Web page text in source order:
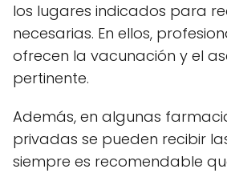
los lugares indicados para
necesarias. En ellos,
ofrecen la vacunación y el
pertinente.
Además, en algunas
privadas se pueden recibir
siempre es recomendable